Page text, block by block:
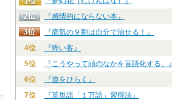
『感情的にならない本』
『病気の９割は自分で治せる！』
4位
『怖い客』
5位
『こうやって頭のなかを言語化する。』
6位
『道をひらく』
7位
『英単語「１万語」習得法』